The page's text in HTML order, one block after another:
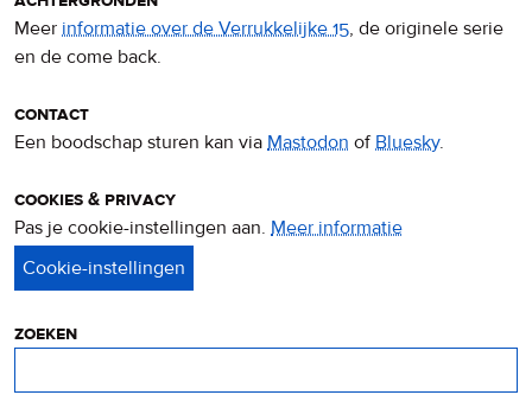
Meer informatie over de Verrukkelijke 15, de originele serie
en de come back.
contact
Een boodschap sturen kan via Mastodon ofBluesky.
cookies & privacy
Pas je cookie-instellingen aan. Meer informatie
zoeken